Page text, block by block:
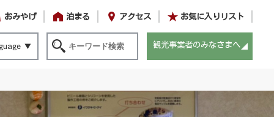
おみやげ 泊まる アクセス お気に入りリスト
観光事業者のみなさまへ